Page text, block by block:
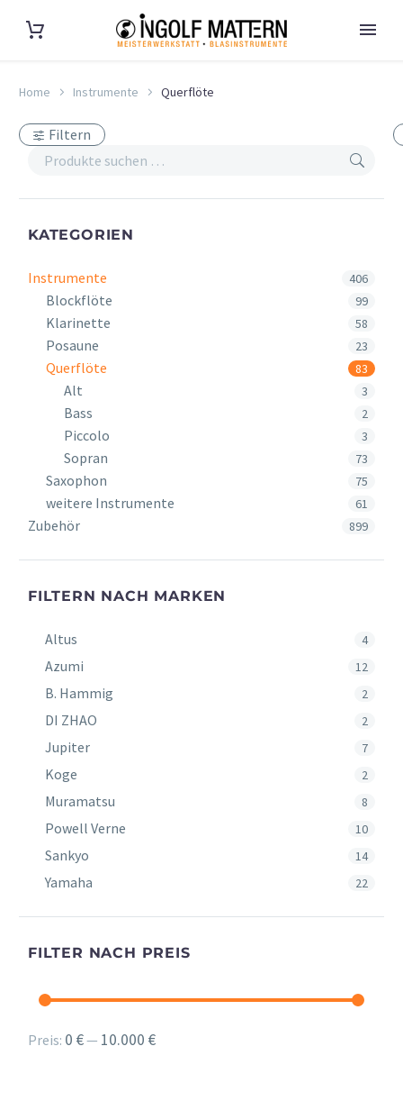
Home Instrumente Querflöte
Filtern
KATEGORIEN
Instrumente 406
Blockflöte 99
Klarinette 58
Posaune 23
Querflöte 83
Alt 3
Bass 2
Piccolo 3
Sopran 73
Saxophon 75
weitere Instrumente 61
Zubehör 899
FILTERN NACH MARKEN
Altus 4
Azumi 12
B. Hammig 2
DI ZHAO 2
Jupiter 7
Koge 2
Muramatsu 8
Powell Verne 10
Sankyo 14
Yamaha 22
FILTER NACH PREIS
Min.
Max.
Preis: 0 €— 10.000 €